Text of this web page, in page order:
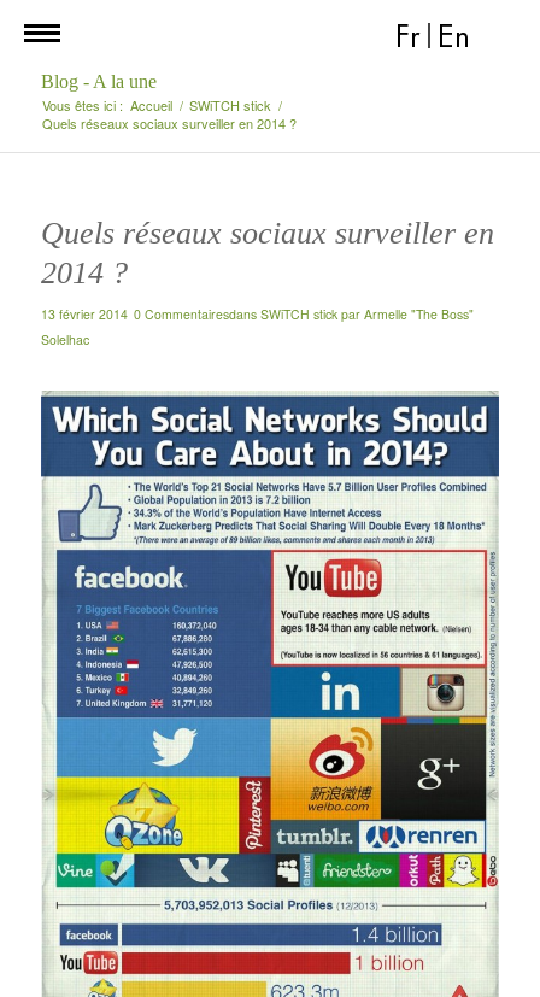
Fr En
Blog - A la une
Vous êtes ici : Accueil / SWiTCH stick /
Quels réseaux sociaux surveiller en 2014 ?
Quels réseaux sociaux surveiller en
2014 ?
13 février 2014 0 Commentairesdans SWiTCH stick par Armelle "The Boss"
Solelhac